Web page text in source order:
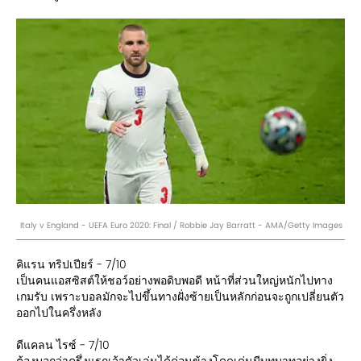
Italy v England - UEFA Euro 2020: Final / Robbie Jay Barratt - AMA/Getty Images
คิแรน ทริปเปียร์ - 7/10
เป็นคนแอสซิสต์ให้ชอว์อย่างพอดิบพอดี หน้าที่ส่วนใหญ่หนักไปทาง
เกมรับ เพราะบอลมักจะไปขึ้นทางฝั่งซ้ายเป็นหลักก่อนจะถูกเปลี่ยนตัว
ออกไปในครึ่งหลัง
ดีแคลน ไรซ์ - 7/10